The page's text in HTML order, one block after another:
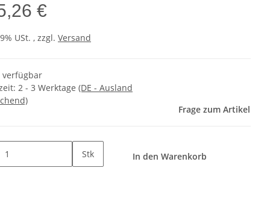
€
USt. , zzgl. Versand
verfügbar
2 - 3 Werktage (DE - Ausland
Frage zum Artikel
Stk In den Warenkorb